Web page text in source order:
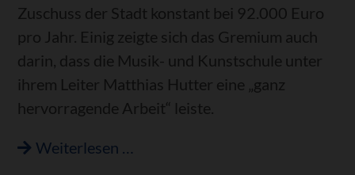
Zuschuss der Stadt konstant bei 92.000 Euro
pro Jahr. Einig zeigte sich das Gremium auch
darin, dass die Musik- und Kunstschule unter
ihrem Leiter Matthias Hutter eine „ganz
hervorragende Arbeit“ leiste.
Weiterlesen …